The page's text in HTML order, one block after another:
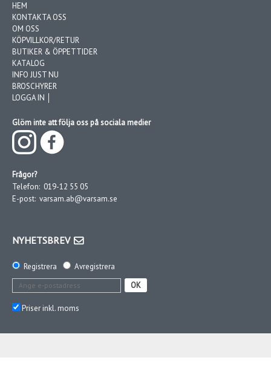
HEM
KONTAKTA OSS
OM OSS
KÖPVILLKOR/RETUR
BUTIKER & ÖPPETTIDER
KATALOG
INFO JUST NU
BROSCHYRER
LOGGA IN │
Glöm inte att följa oss på sociala medier
Frågor?
Telefon: 019-12 55 05
E-post: varsam.ab@varsam.se
NYHETSBREV
Registrera
Avregistrera
OK
Priser inkl. moms